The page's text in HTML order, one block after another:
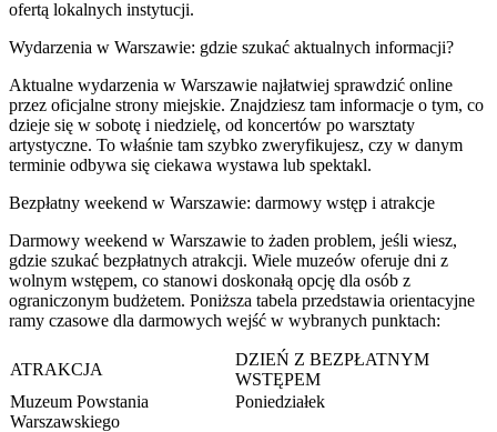
ofertą lokalnych instytucji.
Wydarzenia w Warszawie: gdzie szukać aktualnych informacji?
Aktualne wydarzenia w Warszawie najłatwiej sprawdzić online
przez oficjalne strony miejskie. Znajdziesz tam informacje o tym, co
dzieje się w sobotę i niedzielę, od koncertów po warsztaty
artystyczne. To właśnie tam szybko zweryfikujesz, czy w danym
terminie odbywa się ciekawa wystawa lub spektakl.
Bezpłatny weekend w Warszawie: darmowy wstęp i atrakcje
Darmowy weekend w Warszawie to żaden problem, jeśli wiesz,
gdzie szukać bezpłatnych atrakcji. Wiele muzeów oferuje dni z
wolnym wstępem, co stanowi doskonałą opcję dla osób z
ograniczonym budżetem. Poniższa tabela przedstawia orientacyjne
ramy czasowe dla darmowych wejść w wybranych punktach:
ATRAKCJA
DZIEŃ Z BEZPŁATNYM
WSTĘPEM
Muzeum Powstania
Warszawskiego
Poniedziałek